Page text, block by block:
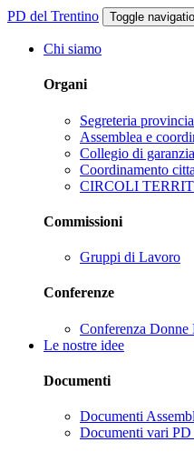
PD del Trentino Toggle
Chi siamo
Organi
Segreteria
Assemblea e
Collegio di garanzia
Coordinamento
CIRCOLI
Commissioni
Gruppi di Lavoro
Conferenze
Conferenza Donne
Le nostre idee
Documenti
Documenti
Documenti vari